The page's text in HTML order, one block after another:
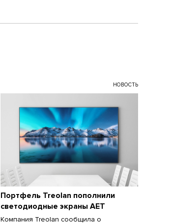
НОВОСТЬ
Портфель Treolan пополнили
светодиодные экраны AET
Компания Treolan сообщила о